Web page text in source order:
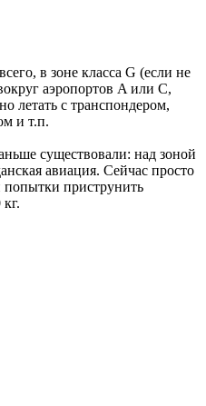
в зоне класса G (если не
аэропортов A или C,
летать с транспондером,
и т.п.
существовали: над зоной
авиация. Сейчас просто
попытки приструнить